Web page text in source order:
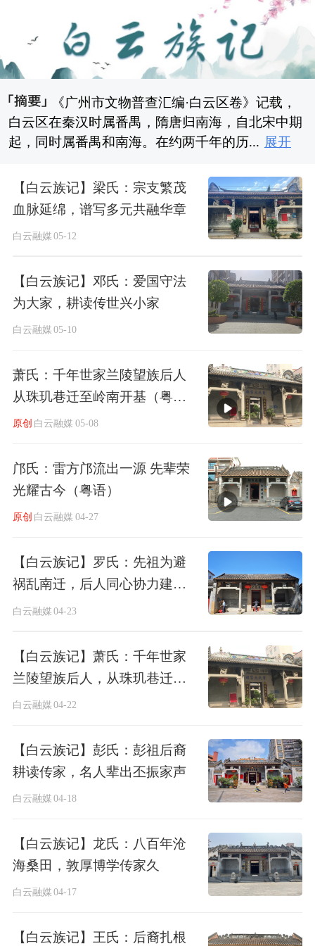
《广州市文物普查汇编·白云区卷》记载，
白云区在秦汉时属番禺，隋唐归南海，自北宋中期
起，同时属番禺和南海。在约两千年的历... 展开
【白云族记】梁氏：宗支繁茂
血脉延绵，谱写多元共融华章
白云融媒 05-12
【白云族记】邓氏：爱国守法
为大家，耕读传世兴小家
白云融媒 05-10
萧氏：千年世家兰陵望族后人
从珠玑巷迁至岭南开基（粤
语）
原创 白云融媒 05-08
邝氏：雷方邝流出一源 先辈荣
光耀古今（粤语）
原创 白云融媒 04-27
【白云族记】罗氏：先祖为避
祸乱南迁，后人同心协力建家
乡
白云融媒 04-23
【白云族记】萧氏：千年世家
兰陵望族后人，从珠玑巷迁至
岭南开基
白云融媒 04-22
【白云族记】彭氏：彭祖后裔
耕读传家，名人辈出丕振家声
白云融媒 04-18
【白云族记】龙氏：八百年沧
海桑田，敦厚博学传家久
白云融媒 04-17
【白云族记】王氏：后裔扎根